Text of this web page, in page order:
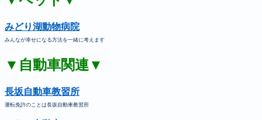
みどり湖動物病院
みんなが幸せになる方法を一緒に考えます
▼自動車関連▼
長坂自動車教習所
運転免許のことは長坂自動車教習所